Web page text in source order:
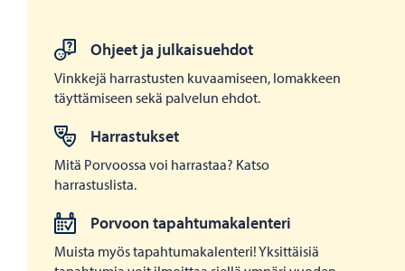
Ohjeet ja julkaisuehdot
Vinkkejä harrastusten kuvaamiseen, lomakkeen
täyttämiseen sekä palvelun ehdot.
Harrastukset
Mitä Porvoossa voi harrastaa? Katso
harrastuslista.
Porvoon tapahtumakalenteri
Muista myös tapahtumakalenteri! Yksittäisiä